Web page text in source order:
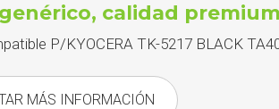
calidad premium
P/KYOCERA TK-5217 BLACK
MÁS INFORMACIÓN